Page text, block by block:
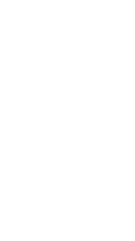
好吃了，还放了土豆调